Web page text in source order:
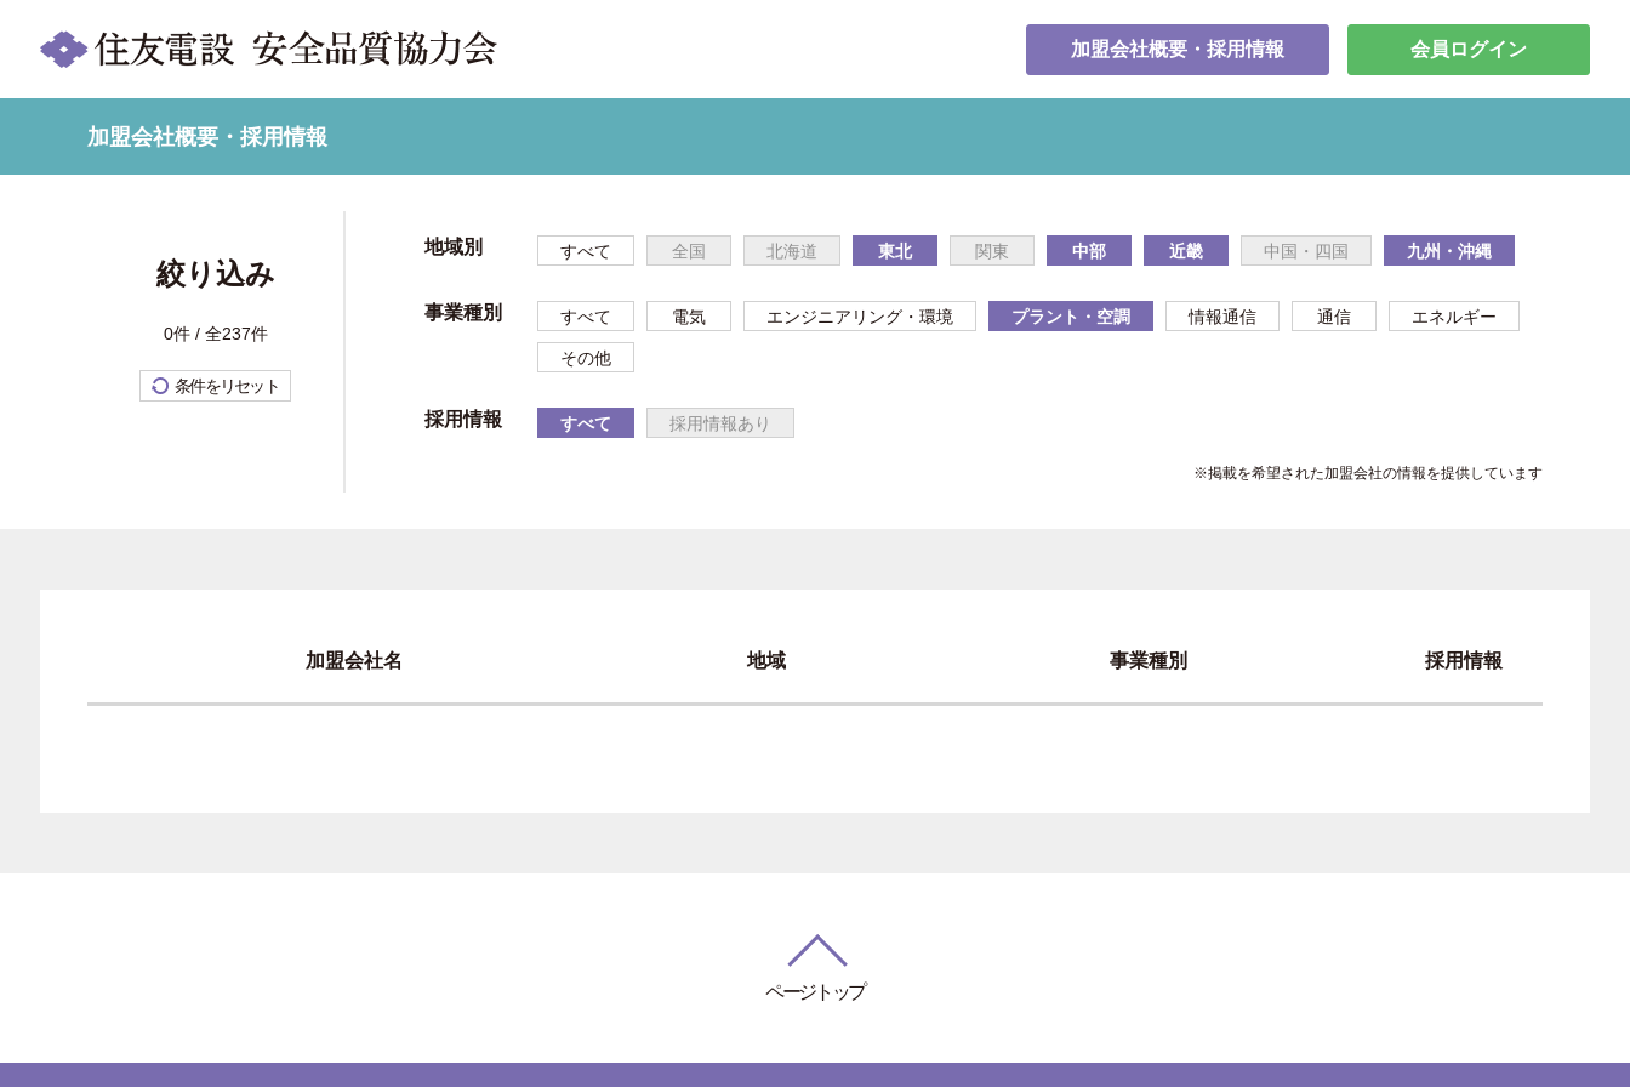
加盟会社概要・採用情報 会員ログイン
加盟会社概要・採用情報
絞り込み
0件 / 全237件
条件をリセット
地域別 すべて 全国 北海道 東北 関東 中部 近畿 中国・四国 九州・沖縄
事業種別 すべて 電気 エンジニアリング・環境 プラント・空調 情報通信 通信 エネルギー
その他
採用情報 すべて 採用情報あり
※掲載を希望された加盟会社の情報を提供しています
加盟会社名 地域 事業種別 採用情報
ページトップ